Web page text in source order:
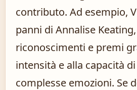
contributo. Ad esempio,
panni di Annalise
riconoscimenti e premi
intensità e alla capacità
complesse emozioni. Se